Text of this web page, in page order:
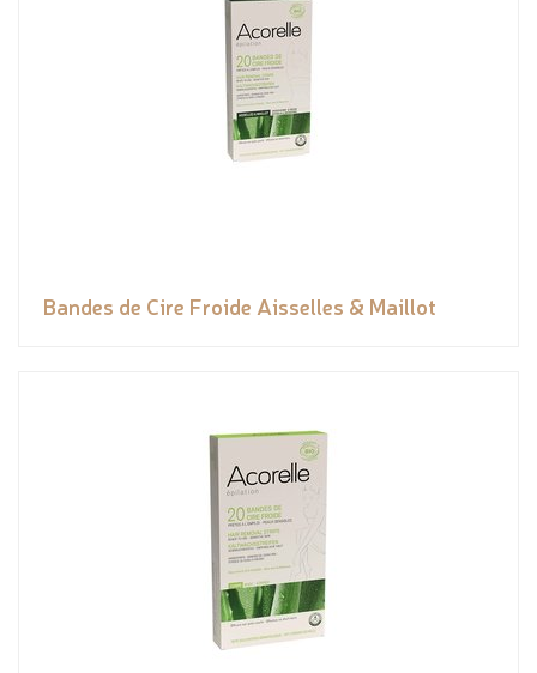
Bandes de Cire Froide Aisselles & Maillot